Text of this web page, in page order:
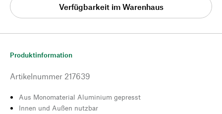
Verfügbarkeit im Warenhaus
Produktinformation
Artikelnummer 217639
Aus Monomaterial Aluminium gepresst
Innen und Außen nutzbar